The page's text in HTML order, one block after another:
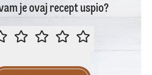
je ovaj recept uspio?
OCIJENITE OVAJ RECEPT